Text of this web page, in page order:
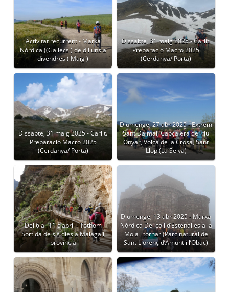
Activitat recurrent - Marxa
Nòrdica ((Gallecs ) de dilluns a
divendres ( Maig )
Dissabte, 31 maig 2025 - Carlit.
Preparació Macro 2025
(Cerdanya/ Porta)
Dissabte, 31 maig 2025 - Carlit.
Preparació Macro 2025
(Cerdanya/ Porta)
Diumenge, 27 abr 2025 - Extrem
Sant Dalmai, Capçalera del riu
Onyar, Volcà de la Crosa, Sant
Llop (La Selva)
Del 6 a l’11 d’abril - Tothom
Sortida de sis dies a Màlaga i
província
Diumenge, 13 abr 2025 - Marxa
Nòrdica Del coll d’Estenalles a la
Mola i tornar (Parc natural de
Sant Llorenç d’Amunt i l’Obac)